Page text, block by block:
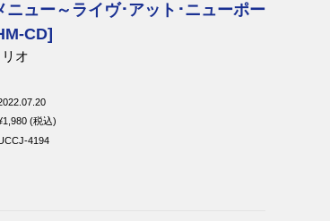
ニュー～ライヴ･アット･ニューポー
CD]
オ
(税込)
4194